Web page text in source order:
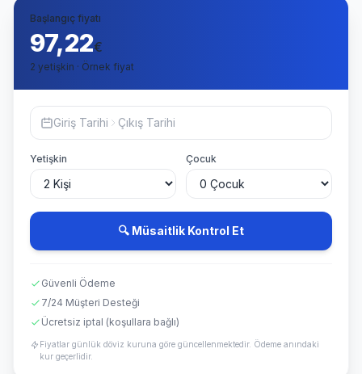
Başlangıç fiyatı
97,22€
2 yetişkin · Örnek fiyat
Giriş Tarihi Çıkış Tarihi
Yetişkin Çocuk
🔍 Müsaitlik Kontrol Et
Güvenli Ödeme
7/24 Müşteri Desteği
Ücretsiz iptal (koşullara bağlı)
Fiyatlar günlük döviz kuruna göre güncellenmektedir. Ödeme anındaki
kur geçerlidir.